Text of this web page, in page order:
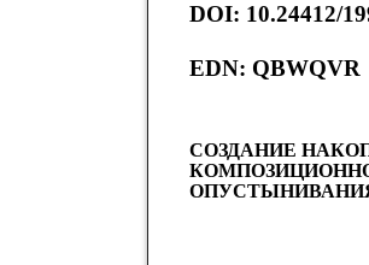
DOI: 10.24412/
EDN: QBWQVR
СОЗДАНИЕ